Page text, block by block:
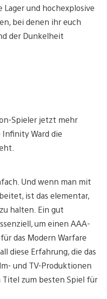
und hochexplosive
bei denen ihr euch
der Dunkelheit
Spieler jetzt mehr
Ward die
Und wenn man mit
ist das elementar,
halten. Ein gut
um einen AAA-
das Modern Warfare
diese Erfahrung, die das
und TV-Produktionen
Titel zum besten Spiel für